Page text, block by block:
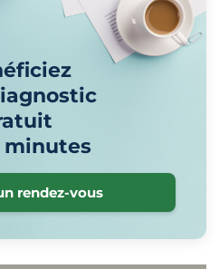
minutes
rendez-vous